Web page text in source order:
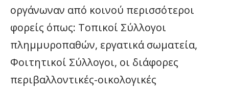
οργάνωναν από κοινού περισσότεροι
φορείς όπως: Τοπικοί Σύλλογοι
πλημμυροπαθών, εργατικά σωματεία,
Φοιτητικοί Σύλλογοι, οι διάφορες
περιβαλλοντικές-οικολογικές